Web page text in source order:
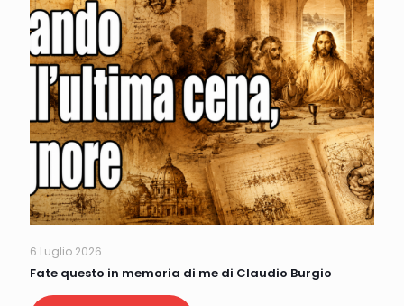
6 Luglio 2026
Fate questo in memoria di me di Claudio Burgio